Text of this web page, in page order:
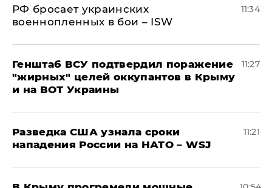
РФ бросает украинских
военнопленных в бои – ISW
11:34
Генштаб ВСУ подтвердил поражение
"жирных" целей оккупантов в Крыму
и на ВОТ Украины
11:27
Разведка США узнала сроки
нападения России на НАТО – WSJ
11:21